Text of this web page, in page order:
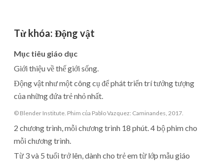
Từ khóa: Động vật
Mục tiêu giáo dục
Giới thiệu về thế giới sống.
Động vật như một công cụ để phát triển trí tưởng tượng
của những đứa trẻ nhỏ nhất.
© Blender Institute. Phim của Pablo Vazquez: Caminandes, 2017.
2 chương trình, mỗi chương trình 18 phút. 4 bộ phim cho
mỗi chương trình.
Từ 3 và 5 tuổi trở lên, dành cho trẻ em từ lớp mẫu giáo